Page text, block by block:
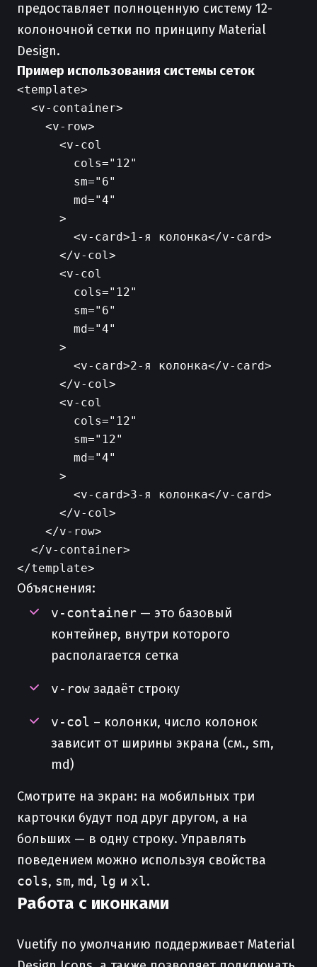
предоставляет полноценную систему 12-
колоночной сетки по принципу Material
Design.
Пример использования системы сеток
<template>
  <v-container>
    <v-row>
      <v-col
        cols="12"
        sm="6"
        md="4"
      >
        <v-card>1-я колонка</v-card>
      </v-col>
      <v-col
        cols="12"
        sm="6"
        md="4"
      >
        <v-card>2-я колонка</v-card>
      </v-col>
      <v-col
        cols="12"
        sm="12"
        md="4"
      >
        <v-card>3-я колонка</v-card>
      </v-col>
    </v-row>
  </v-container>
Объяснения:
v-container — это базовый
контейнер, внутри которого
располагается сетка
v-row задаёт строку
v-col – колонки, число колонок
зависит от ширины экрана (см., sm,
md)
Смотрите на экран: на мобильных три
карточки будут под друг другом, а на
больших — в одну строку. Управлять
поведением можно используя свойства
cols, sm, md, lg и xl.
Работа с иконками
Vuetify по умолчанию поддерживает Material